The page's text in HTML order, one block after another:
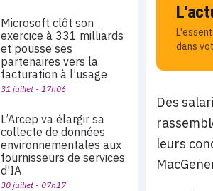
dans
Des
leurs
Microsoft clôt son
exercice à 331 milliards
et pousse ses
partenaires vers la
facturation à l’usage
31 juillet - 17h06
L’Arcep va élargir sa
collecte de données
environnementales aux
fournisseurs de services
d’IA
30 juillet - 07h17